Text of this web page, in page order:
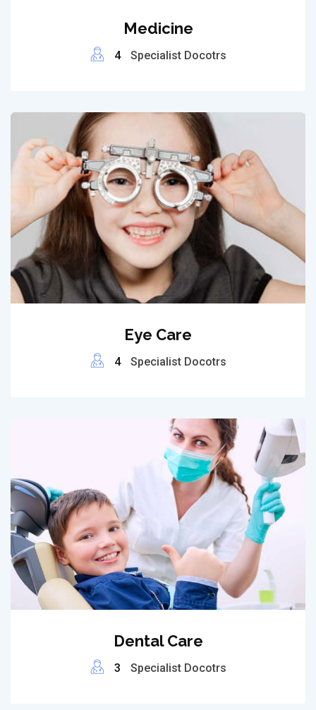
Medicine
4 Specialist Docotrs
Eye Care
4 Specialist Docotrs
Dental Care
3 Specialist Docotrs